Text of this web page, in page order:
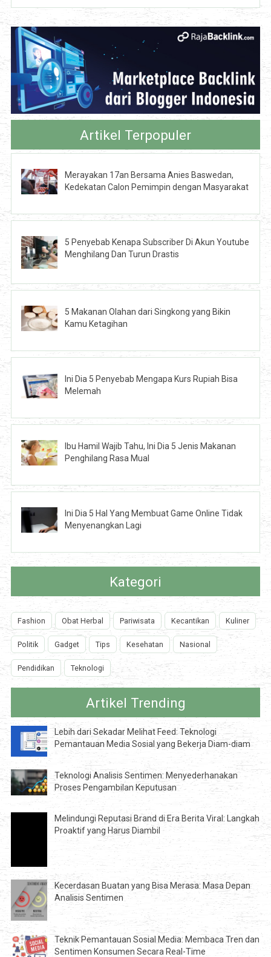
Artikel Terpopuler
Merayakan 17an Bersama Anies Baswedan,
Kedekatan Calon Pemimpin dengan Masyarakat
5 Penyebab Kenapa Subscriber Di Akun Youtube
Menghilang Dan Turun Drastis
5 Makanan Olahan dari Singkong yang Bikin
Kamu Ketagihan
Ini Dia 5 Penyebab Mengapa Kurs Rupiah Bisa
Melemah
Ibu Hamil Wajib Tahu, Ini Dia 5 Jenis Makanan
Penghilang Rasa Mual
Ini Dia 5 Hal Yang Membuat Game Online Tidak
Menyenangkan Lagi
Kategori
Fashion Obat Herbal Pariwisata Kecantikan Kuliner
Politik Gadget Tips Kesehatan Nasional
Pendidikan Teknologi
Artikel Trending
Lebih dari Sekadar Melihat Feed: Teknologi
Pemantauan Media Sosial yang Bekerja Diam-diam
Teknologi Analisis Sentimen: Menyederhanakan
Proses Pengambilan Keputusan
Melindungi Reputasi Brand di Era Berita Viral: Langkah
Proaktif yang Harus Diambil
Kecerdasan Buatan yang Bisa Merasa: Masa Depan
Analisis Sentimen
Teknik Pemantauan Sosial Media: Membaca Tren dan
Sentimen Konsumen Secara Real-Time